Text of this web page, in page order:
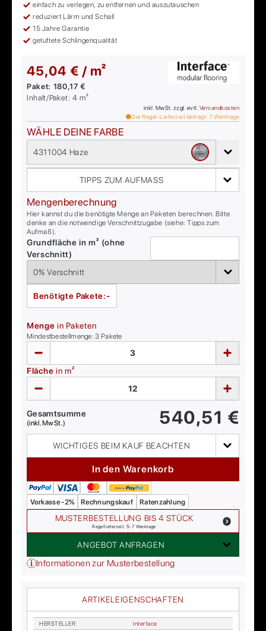
einfach zu verlegen, zu entfernen und auszutauschen
reduziert Lärm und Schall
15 Jahre Garantie
getuftete Schlingenqualität
45,04 € / m²
Paket: 180,17 €
Inhalt/Paket:4 m²
inkl. MwSt. zzgl. evtl. Versandkosten
Die Regel-Lieferzeit beträgt: 7 Werktage
WÄHLE DEINE FARBE
4311004 Haze
TIPPS ZUM AUFMASS
Mengenberechnung
Hier kannst du die benötigte Menge an Paketen berechnen. Bitte
denke an die notwendige Verschnittzugabe (siehe: Tipps zum
Aufmaß).
Grundfläche in m² (ohne
Verschnitt)
Benötigte Pakete:-
Menge in Paketen
Mindestbestellmenge:3 Pakete
Fläche in m²
Gesamtsumme
(inkl. MwSt.) 540,51 €
WICHTIGES BEIM KAUF BEACHTEN
In den Warenkorb
Vorkasse -2% Rechnungskauf Ratenzahlung
MUSTERBESTELLUNG BIS 4 STÜCK
Regellieferzeit: 5-7 Werktage
ANGEBOT ANFRAGEN
Informationen zur Musterbestellung
ARTIKELEIGENSCHAFTEN
HER­STEL­LER:
In­ter­face